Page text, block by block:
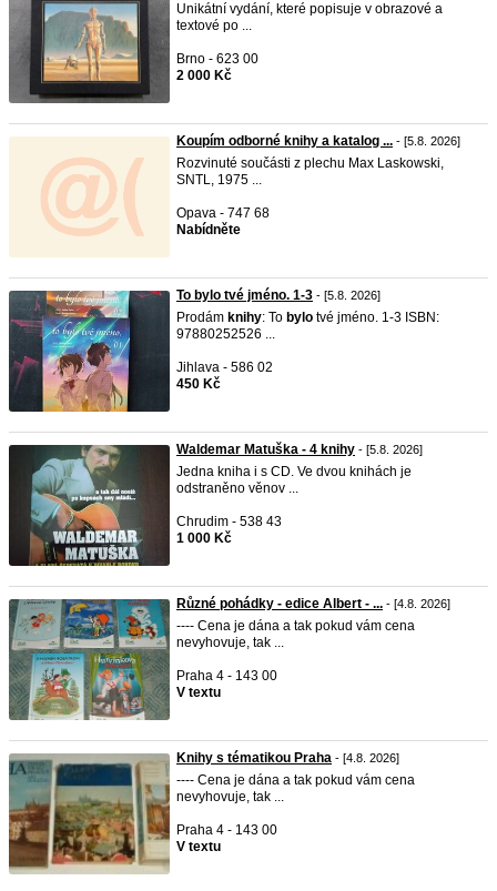
Unikátní vydání, které popisuje v obrazové a
textové po ...
Brno - 623 00
2 000 Kč
Koupím odborné knihy a katalog ... - [5.8. 2026]
Rozvinuté součásti z plechu Max Laskowski,
SNTL, 1975 ...
Opava - 747 68
Nabídněte
To bylo tvé jméno. 1-3 - [5.8. 2026]
Prodám knihy: To bylo tvé jméno. 1-3 ISBN:
97880252526 ...
Jihlava - 586 02
450 Kč
Waldemar Matuška - 4 knihy - [5.8. 2026]
Jedna kniha i s CD. Ve dvou knihách je
odstraněno věnov ...
Chrudim - 538 43
1 000 Kč
Různé pohádky - edice Albert - ... - [4.8. 2026]
---- Cena je dána a tak pokud vám cena
nevyhovuje, tak ...
Praha 4 - 143 00
V textu
Knihy s tématikou Praha - [4.8. 2026]
---- Cena je dána a tak pokud vám cena
nevyhovuje, tak ...
Praha 4 - 143 00
V textu